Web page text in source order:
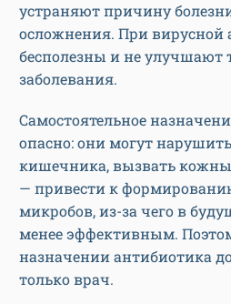
устраняют причину
осложнения. При вирусной
бесполезны и не улучшают
заболевания.
Самостоятельное
опасно: они могут
кишечника, вызвать
— привести к
микробов, из-за чего в
менее эффективным.
назначении антибиотика
только врач.